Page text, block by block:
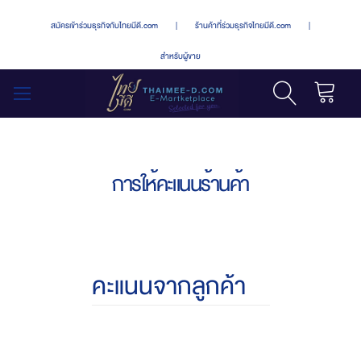
สมัครเข้าร่วมธุรกิจกับไทยมีดี.com | ร้านค้าที่ร่วมธุรกิจไทยมีดี.com |
สำหรับผู้ขาย
การให้คะแนนร้านค้า
คะแนนจากลูกค้า